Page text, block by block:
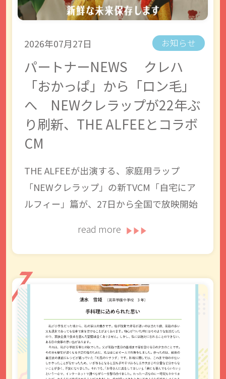
2026年07月27日 お知らせ
パートナーNEWS クレハ
「おかっぱ」から「ロン毛」
へ NEWクレラップが22年ぶ
り刷新、THE ALFEEとコラボ
CM
THE ALFEEが出演する、家庭用ラップ
「NEWクレラップ」の新TVCM「自宅にア
ルフィー」篇が、27日から全国で放映開始
read more